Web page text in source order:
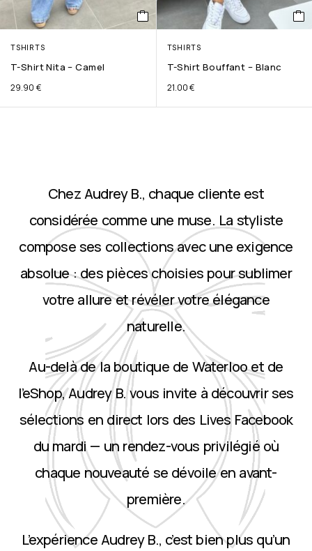
TSHIRTS
T-Shirt Nita – Camel
29.90 €
TSHIRTS
T-Shirt Bouffant – Blanc
21.00€
Chez Audrey B., chaque cliente est
considérée comme une muse. La styliste
compose ses collections avec une exigence
absolue : des pièces choisies pour sublimer
votre allure et révéler votre élégance
naturelle.
Au-delà de la boutique de Waterloo et de
l’eShop, Audrey B. vous invite à découvrir ses
sélections en direct lors des Lives Facebook
du mardi — un rendez-vous privilégié où
chaque nouveauté se dévoile en avant-
première.
L’expérience Audrey B., c’est bien plus qu’un